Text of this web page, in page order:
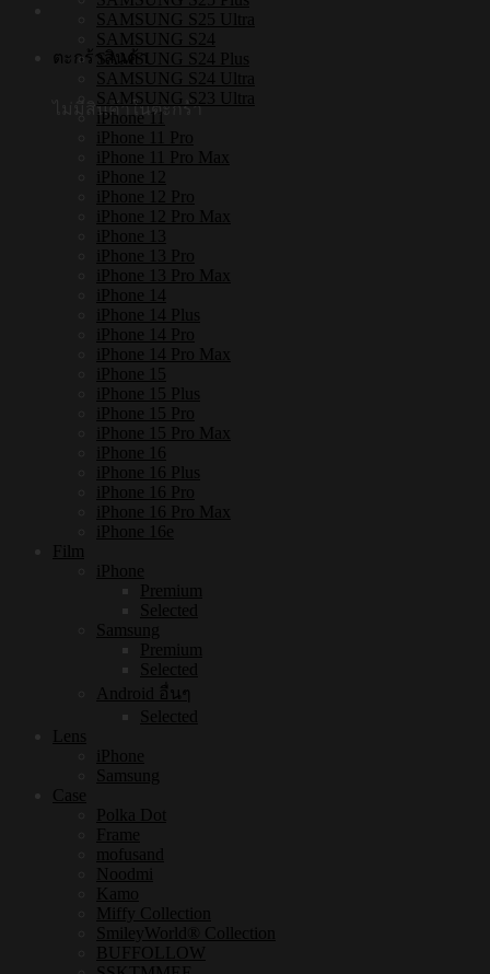
ตะกร้าสินค้า
ไม่มีสินค้าในตะกร้า
SAMSUNG S25 Ultra
SAMSUNG S24
SAMSUNG S24 Plus
SAMSUNG S24 Ultra
SAMSUNG S23 Ultra
iPhone 11
iPhone 11 Pro
iPhone 11 Pro Max
iPhone 12
iPhone 12 Pro
iPhone 12 Pro Max
iPhone 13
iPhone 13 Pro
iPhone 13 Pro Max
iPhone 14
iPhone 14 Plus
iPhone 14 Pro
iPhone 14 Pro Max
iPhone 15
iPhone 15 Plus
iPhone 15 Pro
iPhone 15 Pro Max
iPhone 16
iPhone 16 Plus
iPhone 16 Pro
iPhone 16 Pro Max
iPhone 16e
Film
iPhone
Premium
Selected
Samsung
Premium
Selected
Android อื่นๆ
Selected
Lens
iPhone
Samsung
Case
Polka Dot
Frame
mofusand
Noodmi
Kamo
Miffy Collection
SmileyWorld® Collection
BUFFOLLOW